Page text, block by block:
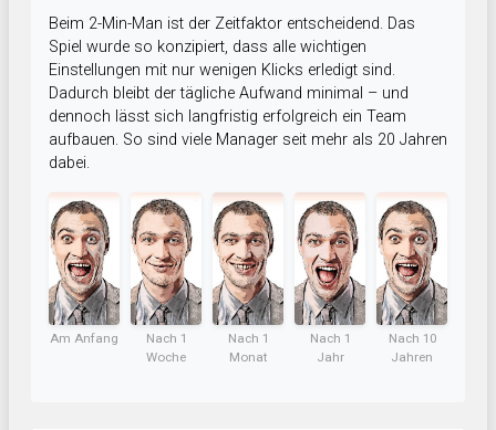
Beim 2-Min-Man ist der Zeitfaktor entscheidend. Das
Spiel wurde so konzipiert, dass alle wichtigen
Einstellungen mit nur wenigen Klicks erledigt sind.
Dadurch bleibt der tägliche Aufwand minimal – und
dennoch lässt sich langfristig erfolgreich ein Team
aufbauen. So sind viele Manager seit mehr als 20 Jahren
dabei.
Am Anfang
Nach 1
Woche
Nach 1
Monat
Nach 1
Jahr
Nach 10
Jahren